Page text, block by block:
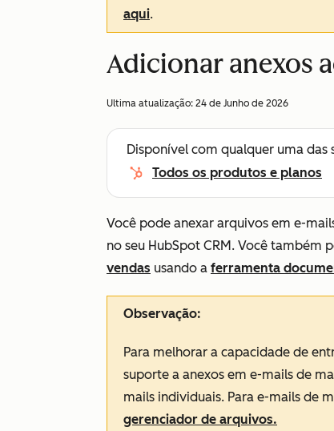
aqui.
Adicionar anexos
Ultima atualização: 24 de Junho de 2026
Disponível com qualquer uma das
Todos os produtos e planos
Você pode anexar arquivos em e-
no seu HubSpot CRM. Você também
vendas usando a ferramenta
Observação:
Para melhorar a capacidade de
suporte a anexos em e-mails de
mails individuais. Para e-mails de
gerenciador de arquivos.